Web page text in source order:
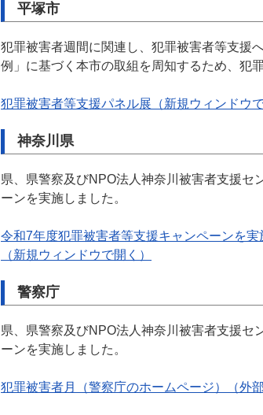
平塚市
犯罪被害者週間に関連し、犯罪被害者等支援
例」に基づく本市の取組を周知するため、犯
犯罪被害者等支援パネル展（新規ウィンドウで
神奈川県
県、県警察及びNPO法人神奈川被害者支援セ
ーンを実施しました。
令和7年度犯罪被害者等支援キャンペーンを
（新規ウィンドウで開く）
警察庁
県、県警察及びNPO法人神奈川被害者支援セ
ーンを実施しました。
犯罪被害者月（警察庁のホームページ）（外